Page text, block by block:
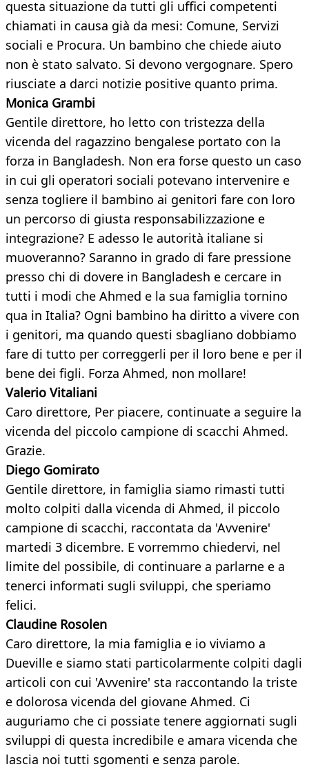
questa situazione da tutti gli uffici competenti
chiamati in causa già da mesi: Comune, Servizi
sociali e Procura. Un bambino che chiede aiuto
non è stato salvato. Si devono vergognare. Spero
riusciate a darci notizie positive quanto prima.
Monica Grambi
Gentile direttore, ho letto con tristezza della
vicenda del ragazzino bengalese portato con la
forza in Bangladesh. Non era forse questo un caso
in cui gli operatori sociali potevano intervenire e
senza togliere il bambino ai genitori fare con loro
un percorso di giusta responsabilizzazione e
integrazione? E adesso le autorità italiane si
muoveranno? Saranno in grado di fare pressione
presso chi di dovere in Bangladesh e cercare in
tutti i modi che Ahmed e la sua famiglia tornino
qua in Italia? Ogni bambino ha diritto a vivere con
i genitori, ma quando questi sbagliano dobbiamo
fare di tutto per correggerli per il loro bene e per il
bene dei figli. Forza Ahmed, non mollare!
Valerio Vitaliani
Caro direttore, Per piacere, continuate a seguire la
vicenda del piccolo campione di scacchi Ahmed.
Grazie.
Diego Gomirato
Gentile direttore, in famiglia siamo rimasti tutti
molto colpiti dalla vicenda di Ahmed, il piccolo
campione di scacchi, raccontata da 'Avvenire'
martedi 3 dicembre. E vorremmo chiedervi, nel
limite del possibile, di continuare a parlarne e a
tenerci informati sugli sviluppi, che speriamo
felici.
Claudine Rosolen
Caro direttore, la mia famiglia e io viviamo a
Dueville e siamo stati particolarmente colpiti dagli
articoli con cui 'Avvenire' sta raccontando la triste
e dolorosa vicenda del giovane Ahmed. Ci
auguriamo che ci possiate tenere aggiornati sugli
sviluppi di questa incredibile e amara vicenda che
lascia noi tutti sgomenti e senza parole.